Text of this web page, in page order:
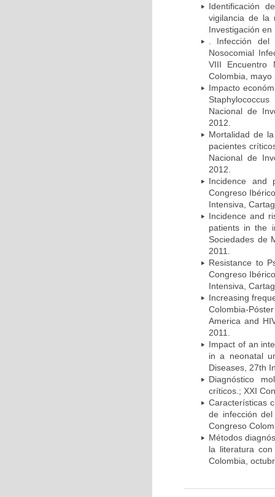
Identificación
vigilancia de la
Investigación
. Infección
Nosocomial
VIII Encuentro
Colombia, mayo
Impacto
Nacional de
2012.
Mortalidad de
pacientes
Nacional de
2012.
Incidence and
Congreso
Intensiva,
Incidence and
patients in the
Sociedades de
2011.
Resistance to
Congreso
Intensiva,
Increasing
Colombia-
America and
2011.
Impact of an
in a neonatal
Diseases, 27th
Diagnóstico
críticos.; XXI
Características
de infección
Congreso
Métodos
la literatura
Colombia,